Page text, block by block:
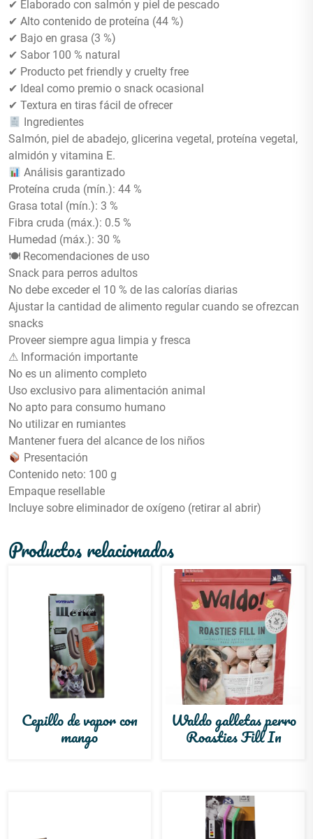
✔ Elaborado con salmón y piel de pescado
✔ Alto contenido de proteína (44 %)
✔ Bajo en grasa (3 %)
✔ Sabor 100 % natural
✔ Producto pet friendly y cruelty free
✔ Ideal como premio o snack ocasional
✔ Textura en tiras fácil de ofrecer
Ingredientes
Salmón, piel de abadejo, glicerina vegetal, proteína vegetal,
almidón y vitamina E.
Análisis garantizado
Proteína cruda (mín.): 44 %
Grasa total (mín.): 3 %
Fibra cruda (máx.): 0.5 %
Humedad (máx.): 30 %
🍽 Recomendaciones de uso
Snack para perros adultos
No debe exceder el 10 % de las calorías diarias
Ajustar la cantidad de alimento regular cuando se ofrezcan
snacks
Proveer siempre agua limpia y fresca
⚠ Información importante
No es un alimento completo
Uso exclusivo para alimentación animal
No apto para consumo humano
No utilizar en rumiantes
Mantener fuera del alcance de los niños
Presentación
Contenido neto: 100 g
Empaque resellable
Incluye sobre eliminador de oxígeno (retirar al abrir)
Productos relacionados
Cepillo de vapor con
mango
Waldo galletas perro
Roasties Fill In